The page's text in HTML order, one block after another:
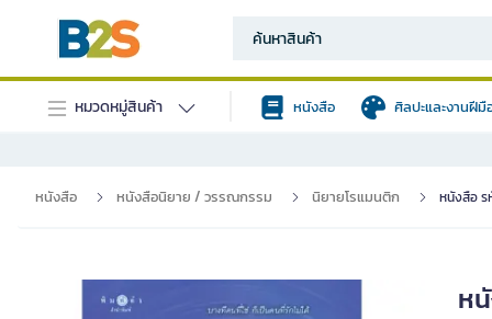
หมวดหมู่สินค้า หนังสือ ศิลปะและงานฝีมื
หนังสือ หนังสือนิยาย / วรรณกรรม นิยายโรแมนติก หนังสือ ร
ห